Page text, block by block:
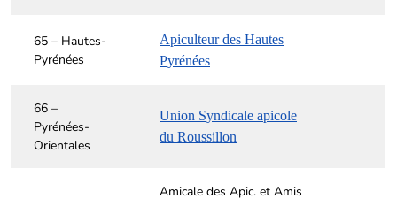
65 – Hautes-
Pyrénées
Apiculteur des Hautes
Pyrénées
66 –
Pyrénées-
Orientales
Union Syndicale apicole
du Roussillon
Amicale des Apic. et Amis